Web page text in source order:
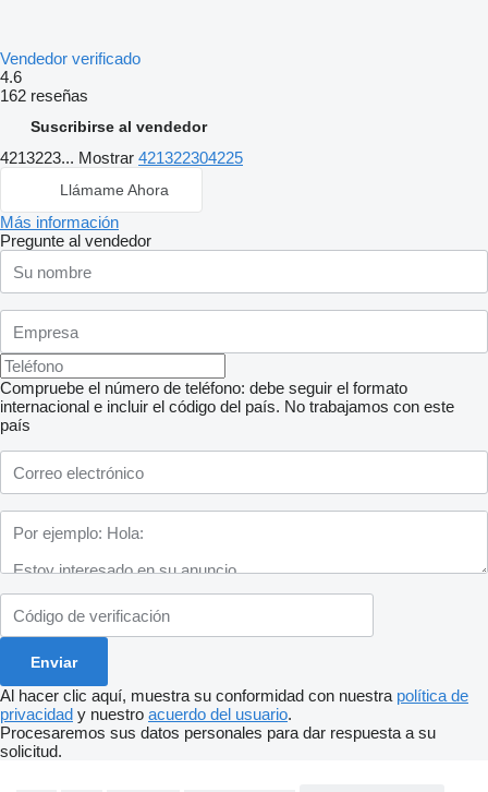
Vendedor verificado
4.6
162 reseñas
Suscribirse al vendedor
4213223... Mostrar 421322304225
Llámame Ahora
Más información
Pregunte al vendedor
Compruebe el número de teléfono: debe seguir el formato
internacional e incluir el código del país. No trabajamos con este
país
Al hacer clic aquí, muestra su conformidad con nuestra política de
privacidad y nuestro acuerdo del usuario.
Procesaremos sus datos personales para dar respuesta a su
solicitud.